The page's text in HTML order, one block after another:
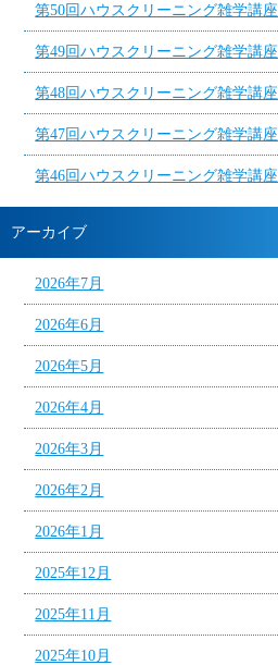
第50回ハウスクリーニング雑学講座
第49回ハウスクリーニング雑学講座
第48回ハウスクリーニング雑学講座
第47回ハウスクリーニング雑学講座
第46回ハウスクリーニング雑学講座
アーカイブ
2026年7月
2026年6月
2026年5月
2026年4月
2026年3月
2026年2月
2026年1月
2025年12月
2025年11月
2025年10月